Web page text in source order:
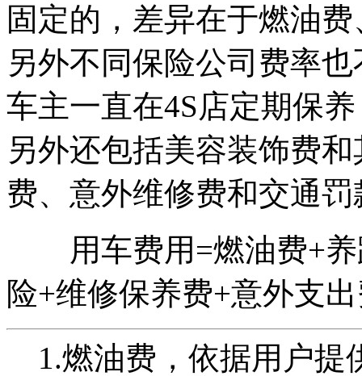
固定的，差异在于燃油
另外不同保险公司费率
车主一直在4S店定期保
另外还包括美容装饰费
费、意外维修费和交通
用车费用=燃油费+养
险+维修保养费+意外支
1.燃油费，依据用户提